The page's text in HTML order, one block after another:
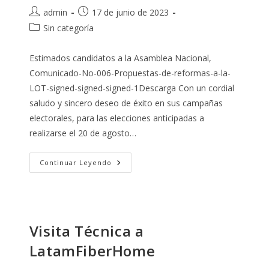
País
Autor
de
admin
Publicación
de
la
17 de junio de 2023
Categoría
la
entrada:
Sin categoría
Estimados candidatos a la Asamblea Nacional,
Comunicado-No-006-Propuestas-de-reformas-a-la-
LOT-signed-signed-signed-1Descarga Con un cordial
saludo y sincero deseo de éxito en sus campañas
electorales, para las elecciones anticipadas a
realizarse el 20 de agosto…
Continuar Leyendo Propuestas
De
Telecomunicaciones
(LOT)
Visita Técnica a
LatamFiberHome